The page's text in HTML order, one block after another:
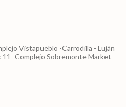
Vistapueblo -Carrodilla - Luján
Complejo Sobremonte Market -